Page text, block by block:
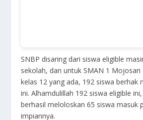
SNBP disaring dari siswa eligible
sekolah, dan untuk SMAN 1
kelas 12 yang ada, 192 siswa berhak
ini. Alhamdulillah 192 siswa eligible
berhasil meloloskan 65 siswa masuk
impiannya.